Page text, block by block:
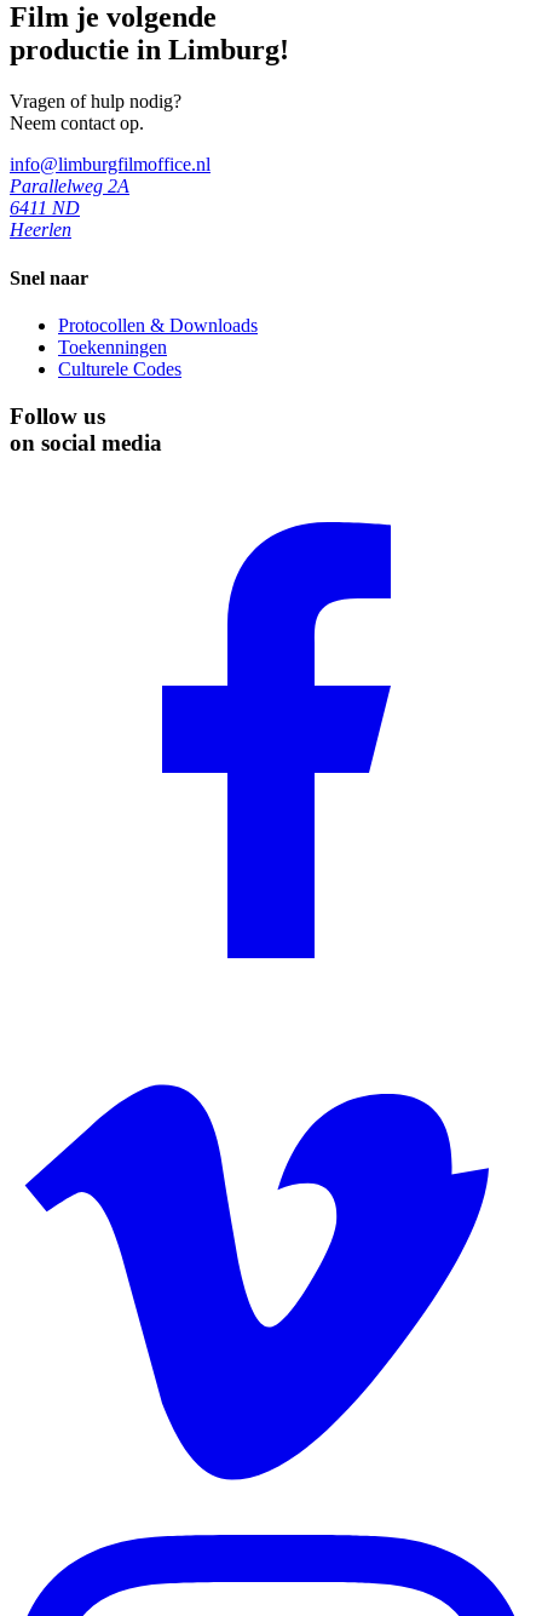
Film je volgende
productie in Limburg!
Vragen of hulp nodig?
Neem contact op.
info@limburgfilmoffice.nl
Parallelweg 2A
6411 ND
Heerlen
Snel naar
Protocollen & Downloads
Toekenningen
Culturele Codes
Follow us
on social media